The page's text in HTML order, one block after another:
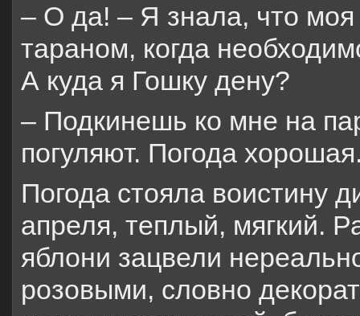
– О да! – Я знала, что
тараном, когда
А куда я Гошку дену?
– Подкинешь ко мне на
погуляют. Погода
Погода стояла воистину
апреля, теплый, мягкий.
яблони зацвели
розовыми, словно